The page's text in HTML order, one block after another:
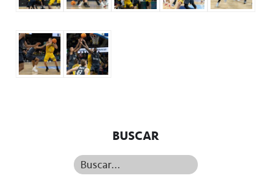
BUSCAR
Buscar...